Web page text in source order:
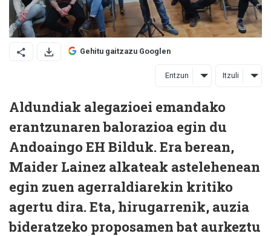
Gehitu gaitzazu Googlen
Entzun Itzuli
Aldundiak alegazioei emandako
erantzunaren balorazioa egin du
Andoaingo EH Bilduk. Era berean,
Maider Lainez alkateak astelehenean
egin zuen agerraldiarekin kritiko
agertu dira. Eta, hirugarrenik, auzia
bideratzeko proposamen bat aurkeztu